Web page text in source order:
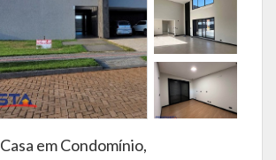
Casa em Condomínio,